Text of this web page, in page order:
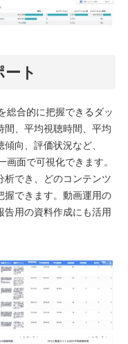
ト
総合的に把握できるダッ
間、平均視聴時間、平均
向、評価状況など、
面で可視化できます。
析でき、どのコンテンツ
握できます。動画運用の
用の資料作成にも活用